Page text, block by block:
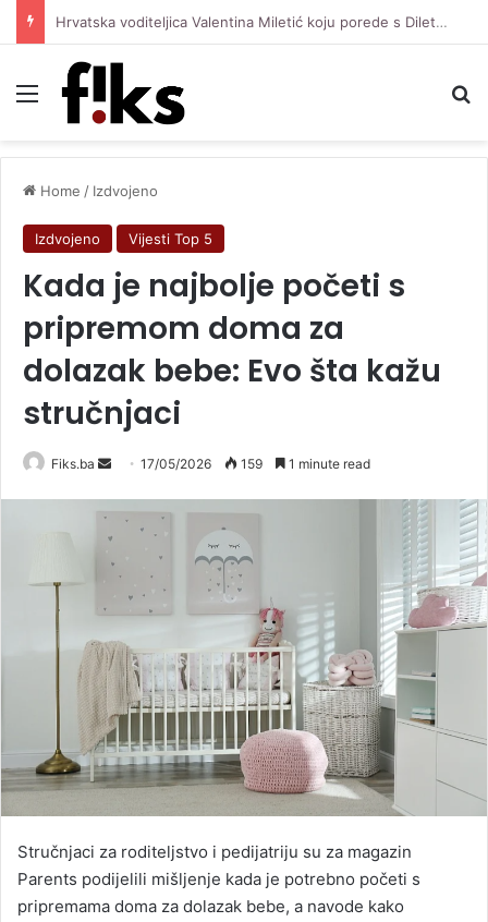
Hrvatska voditeljica Valentina Miletić koju porede s Dilettom Leotom oduševila pozirajući u bikiniju
Menu
Home / Izdvojeno
Izdvojeno Vijesti Top 5
Kada je najbolje početi s
pripremom doma za
dolazak bebe: Evo šta kažu
stručnjaci
Fiks.ba
Send
email
17/05/2026 159 1 minute read
Stručnjaci za roditeljstvo i pedijatriju su za magazin
Parents podijelili mišljenje kada je potrebno početi s
pripremama doma za dolazak bebe, a navode kako